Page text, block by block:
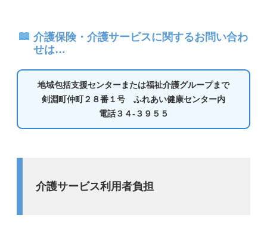
介護保険・介護サービスに関するお問い合わ
せは…
地域包括支援センターまたは福祉介護グループまで
剣淵町仲町２８番１号 ふれあい健康センター内
電話３４-３９５５
介護サービス利用者負担